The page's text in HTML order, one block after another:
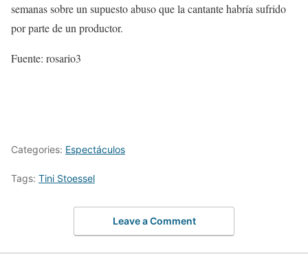
semanas sobre un supuesto abuso que la cantante habría sufrido
por parte de un productor.
Fuente: rosario3
Categories: Espectáculos
Tags: Tini Stoessel
Leave a Comment